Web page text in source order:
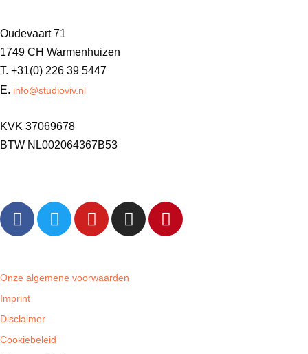
Oudevaart 71
1749 CH Warmenhuizen
T. +31(0) 226 39 5447
E. info@studioviv.nl
KVK 37069678
BTW NL002064367B53
Onze algemene voorwaarden
Imprint
Disclaimer
Cookiebeleid